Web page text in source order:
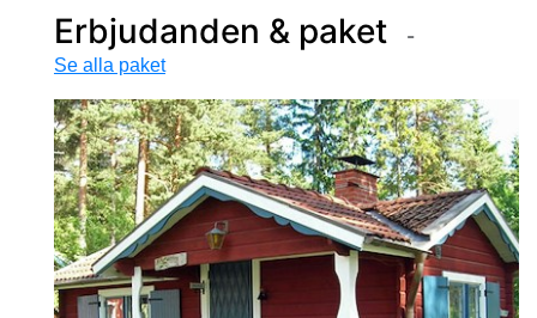
Erbjudanden & paket
Se alla paket